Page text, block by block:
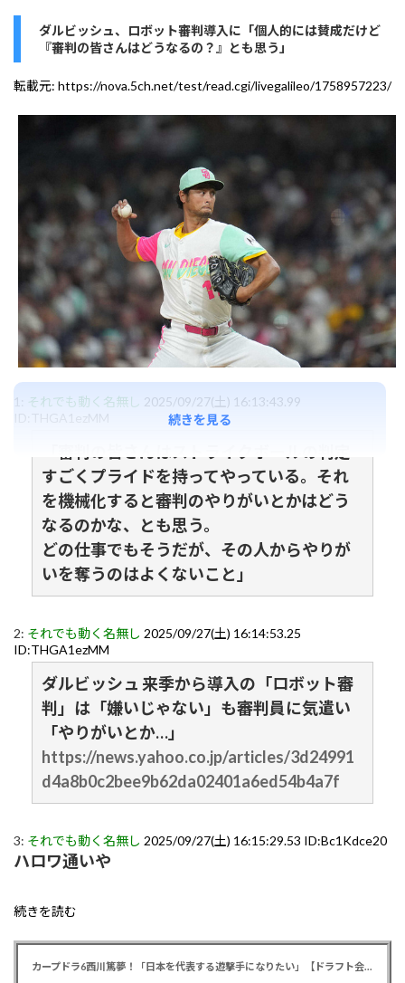
ダルビッシュ、ロボット審判導入に「個人的には賛成だけど
『審判の皆さんはどうなるの？』とも思う」
転載元: https://nova.5ch.net/test/read.cgi/livegalileo/1758957223/
1: それでも動く名無し
2025/09/27(土) 16:13:43.99
ID:THGA1ezMM
すごくプライドを持ってやっている。それ
を機械化すると審判のやりがいとかはどう
なるのかな、とも思う。
どの仕事でもそうだが、その人からやりが
いを奪うのはよくないこと」
2: それでも動く名無し 2025/09/27(土) 16:14:53.25
ID:THGA1ezMM
ダルビッシュ 来季から導入の「ロボット審
判」は「嫌いじゃない」も審判員に気遣い
「やりがいとか…」
https://news.yahoo.co.jp/articles/3d24991
d4a8b0c2bee9b62da02401a6ed54b4a7f
3: それでも動く名無し 2025/09/27(土) 16:15:29.53 ID:Bc1Kdce20
ハロワ通いや
続きを読む
続きを見る
カープドラ6西川篤夢！「日本を代表する遊撃手になりたい」【ドラフト会議2025】